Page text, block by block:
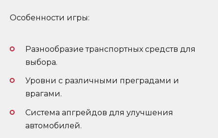
Особенности игры:
Разнообразие транспортных средств для
выбора.
Уровни с различными преградами и
врагами.
Система апгрейдов для улучшения
автомобилей.